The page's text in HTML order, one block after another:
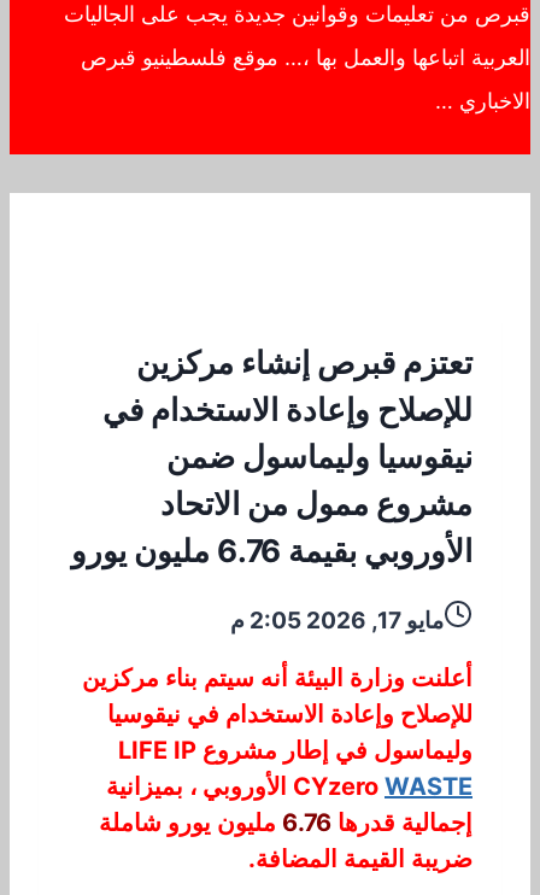
قبرص من تعليمات وقوانين جديدة يجب على الجاليات
العربية اتباعها والعمل بها ،… موقع فلسطينيو قبرص
الاخباري …
تعتزم قبرص إنشاء مركزين
للإصلاح وإعادة الاستخدام في
نيقوسيا وليماسول ضمن
مشروع ممول من الاتحاد
الأوروبي بقيمة 6.76 مليون يورو
مايو 17, 2026 2:05 م
أعلنت وزارة البيئة أنه سيتم بناء مركزين
للإصلاح وإعادة الاستخدام في نيقوسيا
وليماسول في إطار مشروع LIFE IP
CYzero WASTE
الأوروبي ، بميزانية
إجمالية قدرها 6.76 مليون يورو شاملة
ضريبة القيمة المضافة.